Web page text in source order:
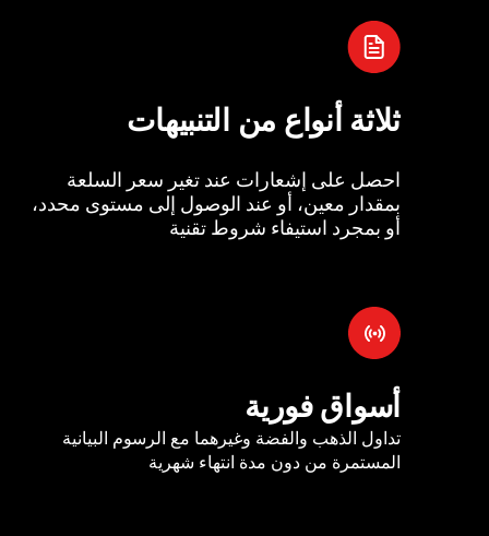
ثلاثة أنواع من التنبيهات
احصل على إشعارات عند تغير سعر السلعة
بمقدار معين، أو عند الوصول إلى مستوى محدد،
أو بمجرد استيفاء شروط تقنية
أسواق فورية
تداول الذهب والفضة وغيرهما مع الرسوم البيانية
المستمرة من دون مدة انتهاء شهرية